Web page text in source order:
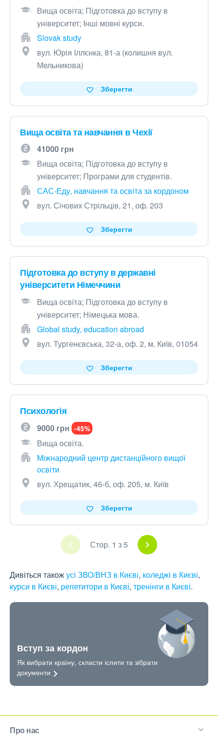
Вища освіта; Підготовка до вступу в
університет; Інші мовні курси.
Slovak study
вул. Юрія Іллєнка, 81-а (колишня вул.
Мельникова)
Зберегти
Вища освіта та навчання в Чехії
41000 грн
Вища освіта; Підготовка до вступу в
університет; Програми для студентів.
САС-Еду, навчання та освіта за кордоном
вул. Січових Стрільців, 21, оф. 203
Зберегти
Підготовка до вступу в державні
університети Німеччини
Вища освіта; Підготовка до вступу в
університет; Німецька мова.
Global study, education abroad
вул. Тургенєвська, 32-а, оф. 2, м. Київ, 01054
Зберегти
Психологія
9000 грн -45%
Вища освіта.
Міжнародний центр дистанційного вищої
освіти
вул. Хрещатик, 46-б, оф. 205, м. Київ
Зберегти
Стор. 1 з 5
Дивіться такожусі ЗВО/ВНЗ в Києві, коледжі в Києві,
курси в Києві, репетитори в Києві, тренінги в Києві.
Вступ за кордон
Як вибрати країну, скласти іспити та зібрати
документи
Про нас